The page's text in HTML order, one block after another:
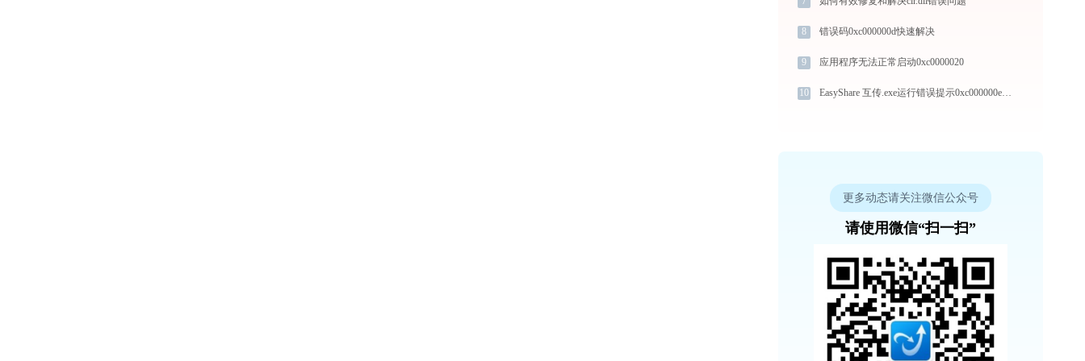
8 错误码0xc000000d快速解决
9 应用程序无法正常启动0xc0000020
10 EasyShare 互传.exe运行错误提示0xc000000e的解决办法
更多动态请关注微信公众号
请使用微信“扫一扫”